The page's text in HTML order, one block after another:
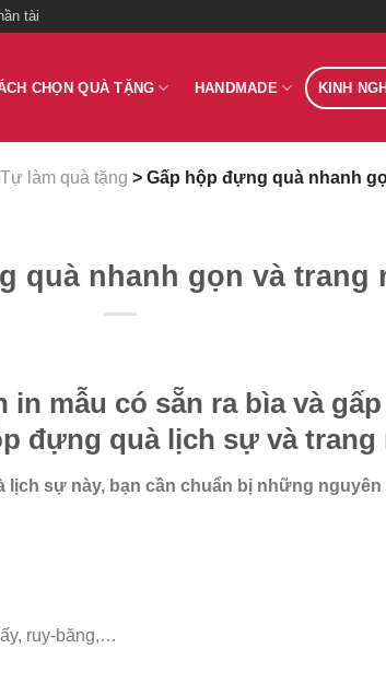
tài
CHỌN QUÀ TẶNG HANDMADE KINH
Tự làm quà tặng > Gấp hộp đựng quà nhanh
quà nhanh gọn và trang
in mẫu có sẵn ra bìa và
đựng quà lịch sự và trang
sự này, bạn cần chuẩn bị những
ruy-băng,…